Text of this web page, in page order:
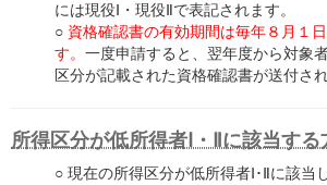
には現役Ⅰ・現役Ⅱで表記されます。
○ 資格確認書の有効期間は毎年８月１
す。 一度申請すると、翌年度から対象
区分が記載された資格確認書が送付され
所得区分が低所得者Ⅰ・Ⅱに該当する
○ 現在の所得区分が低所得者Ⅰ･Ⅱに該当